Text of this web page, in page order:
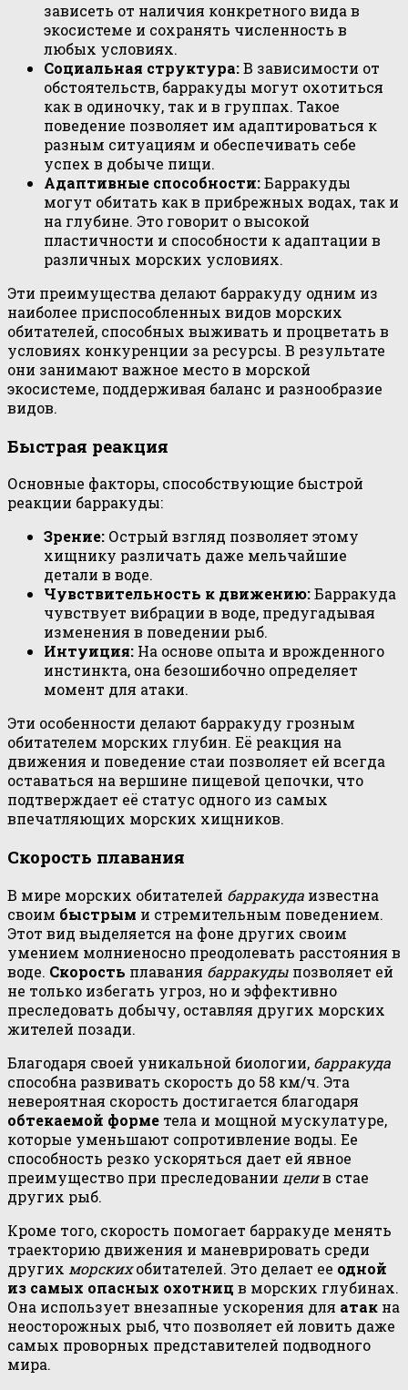
зависеть от наличия конкретного вида в
экосистеме и сохранять численность в
любых условиях.
Социальная структура:В зависимости от
обстоятельств, барракуды могут охотиться
как в одиночку, так и в группах. Такое
поведение позволяет им адаптироваться к
разным ситуациям и обеспечивать себе
успех в добыче пищи.
Адаптивные способности:Барракуды
могут обитать как в прибрежных водах, так и
на глубине. Это говорит о высокой
пластичности и способности к адаптации в
различных морских условиях.
Эти преимущества делают барракуду одним из
наиболее приспособленных видов морских
обитателей, способных выживать и процветать в
условиях конкуренции за ресурсы. В результате
они занимают важное место в морской
экосистеме, поддерживая баланс и разнообразие
видов.
Быстрая реакция
Основные факторы, способствующие быстрой
реакции барракуды:
Зрение: Острый взгляд позволяет этому
хищнику различать даже мельчайшие
детали в воде.
Чувствительность к движению:Барракуда
чувствует вибрации в воде, предугадывая
изменения в поведении рыб.
Интуиция: На основе опыта и врожденного
инстинкта, она безошибочно определяет
момент для атаки.
Эти особенности делают барракуду грозным
обитателем морских глубин. Её реакция на
движения и поведение стаи позволяет ей всегда
оставаться на вершине пищевой цепочки, что
подтверждает её статус одного из самых
впечатляющих морских хищников.
Скорость плавания
В мире морских обитателей барракуда известна
своим быстрым и стремительным поведением.
Этот вид выделяется на фоне других своим
умением молниеносно преодолевать расстояния в
воде. Скорость плавания барракуды позволяет ей
не только избегать угроз, но и эффективно
преследовать добычу, оставляя других морских
жителей позади.
Благодаря своей уникальной биологии, барракуда
способна развивать скорость до 58 км/ч. Эта
невероятная скорость достигается благодаря
обтекаемой форме тела и мощной мускулатуре,
которые уменьшают сопротивление воды. Ее
способность резко ускоряться дает ей явное
преимущество при преследовании целив стае
других рыб.
Кроме того, скорость помогает барракуде менять
траекторию движения и маневрировать среди
других морскихобитателей. Это делает ее одной
из самых опасных охотниц в морских глубинах.
Она использует внезапные ускорения для атак на
неосторожных рыб, что позволяет ей ловить даже
самых проворных представителей подводного
мира.